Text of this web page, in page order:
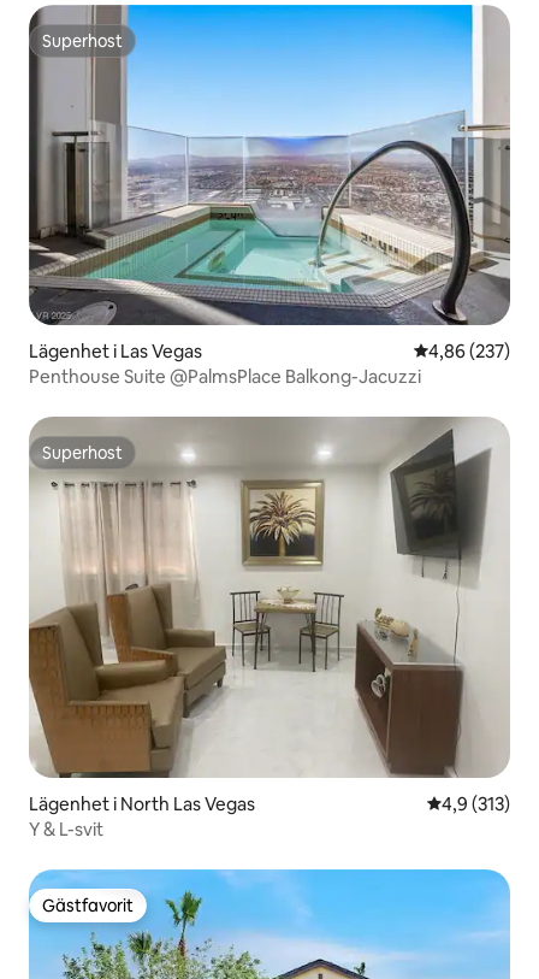
Superhost
Superhost
Lägenhet i Las Vegas 4,86 av 5 i
4,86 (237)
Penthouse Suite @PalmsPlace Balkong-Jacuzzi
Superhost
Superhost
Lägenhet i North Las Vegas 4,9 av 5 i
4,9 (313)
Y & L-svit
Gästfavorit
Gästfavorit